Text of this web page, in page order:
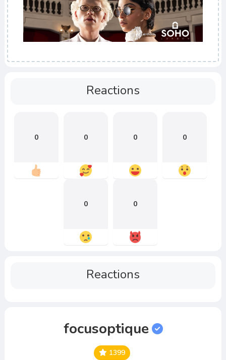
Reactions
0 0 0 0
0 0
Reactions
focusoptique
1399